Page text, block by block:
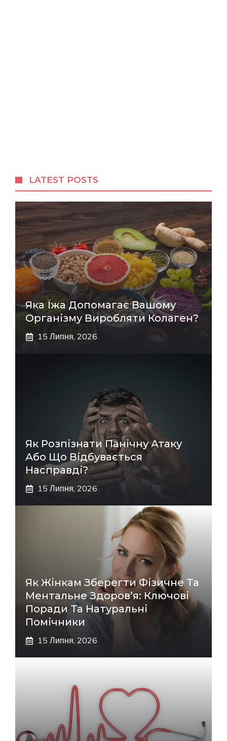
LATEST POSTS
Яка Їжа Допомагає Вашому
Організму Виробляти Колаген?
15 Липня, 2026
Як Розпізнати Панічну Атаку
Або Що Відбувається
Насправді?
15 Липня, 2026
Як Жінкам Зберегти Фізичне Та
Ментальне Здоров’я: Ключові
Поради Та Натуральні
Помічники
15 Липня, 2026